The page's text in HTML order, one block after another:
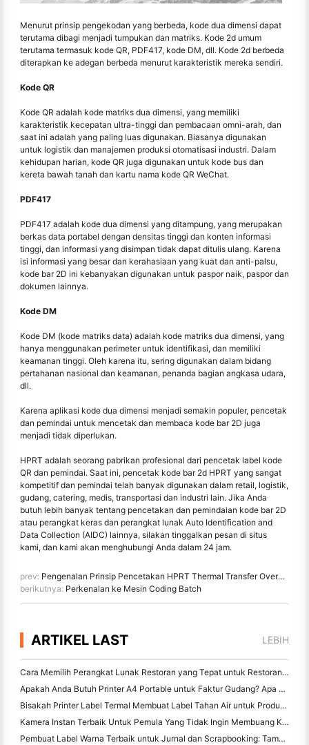
Menurut prinsip pengekodan yang berbeda, kode dua dimensi dapat
terutama dibagi menjadi tumpukan dan matriks. Kode 2d umum
terutama termasuk kode QR, PDF417, kode DM, dll. Kode 2d berbeda
diterapkan ke adegan berbeda menurut karakteristik mereka sendiri.
Kode QR
Kode QR adalah kode matriks dua dimensi, yang memiliki
karakteristik kecepatan ultra-tinggi dan pembacaan omni-arah, dan
saat ini adalah yang paling luas digunakan. Biasanya digunakan
untuk logistik dan manajemen produksi otomatisasi industri. Dalam
kehidupan harian, kode QR juga digunakan untuk kode bus dan
kereta bawah tanah dan kartu nama kode QR WeChat.
PDF417
PDF417 adalah kode dua dimensi yang ditampung, yang merupakan
berkas data portabel dengan densitas tinggi dan konten informasi
tinggi, dan informasi yang disimpan tidak dapat ditulis ulang. Karena
isi informasi yang besar dan kerahasiaan yang kuat dan anti-palsu,
kode bar 2D ini kebanyakan digunakan untuk paspor naik, paspor dan
dokumen lainnya.
Kode DM
Kode DM (kode matriks data) adalah kode matriks dua dimensi, yang
hanya menggunakan perimeter untuk identifikasi, dan memiliki
keamanan tinggi. Oleh karena itu, sering digunakan dalam bidang
pertahanan nasional dan keamanan, penanda bagian angkasa udara,
dll.
Karena aplikasi kode dua dimensi menjadi semakin populer, pencetak
dan pemindai untuk mencetak dan membaca kode bar 2D juga
menjadi tidak diperlukan.
HPRT adalah seorang pabrikan profesional dari pencetak label kode
QR dan pemindai. Saat ini, pencetak kode bar 2d HPRT yang sangat
kompetitif dan pemindai telah banyak digunakan dalam retail, logistik,
gudang, catering, medis, transportasi dan industri lain. Jika Anda
butuh lebih banyak tentang pencetakan dan pemindaian kode bar 2D
atau perangkat keras dan perangkat lunak Auto Identification and
Data Collection (AIDC) lainnya, silakan tinggalkan pesan di situs
kami, dan kami akan menghubungi Anda dalam 24 jam.
prev: Pengenalan Prinsip Pencetakan HPRT Thermal Transfer Overprinter FC53
berikutnya: Perkenalan ke Mesin Coding Batch
ARTIKEL LAST LEBIH
Cara Memilih Perangkat Lunak Restoran yang Tepat untuk Restoran Kecil atau Midsize Anda
Apakah Anda Butuh Printer A4 Portable untuk Faktur Gudang? Apa yang sebenarnya bekerja
Bisakah Printer Label Termal Membuat Label Tahan Air untuk Produk Bisnis Kecil?
Kamera Instan Terbaik Untuk Pemula Yang Tidak Ingin Membuang Kertas
Pembuat Label Warna Terbaik untuk Jurnal dan Scrapbooking: Tambahkan Lebih Banyak Warna ke Setiap Halaman